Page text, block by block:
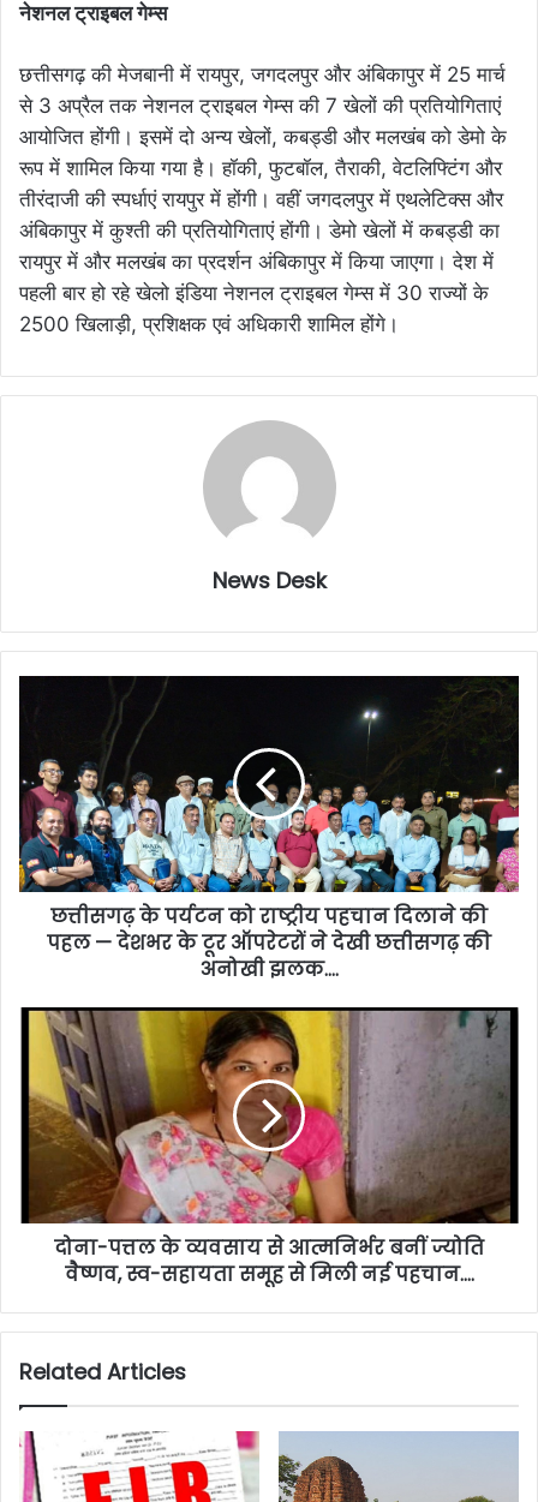
नेशनल ट्राइबल गेम्स
छत्तीसगढ़ की मेजबानी में रायपुर, जगदलपुर और अंबिकापुर में 25 मार्च
से 3 अप्रैल तक नेशनल ट्राइबल गेम्स की 7 खेलों की प्रतियोगिताएं
आयोजित होंगी। इसमें दो अन्य खेलों, कबड्डी और मलखंब को डेमो के
रूप में शामिल किया गया है। हॉकी, फुटबॉल, तैराकी, वेटलिफ्टिंग और
तीरंदाजी की स्पर्धाएं रायपुर में होंगी। वहीं जगदलपुर में एथलेटिक्स और
अंबिकापुर में कुश्ती की प्रतियोगिताएं होंगी। डेमो खेलों में कबड्डी का
रायपुर में और मलखंब का प्रदर्शन अंबिकापुर में किया जाएगा। देश में
पहली बार हो रहे खेलो इंडिया नेशनल ट्राइबल गेम्स में 30 राज्यों के
2500 खिलाड़ी, प्रशिक्षक एवं अधिकारी शामिल होंगे।
News Desk
छत्तीसगढ़ के पर्यटन को राष्ट्रीय पहचान दिलाने की
पहल — देशभर के टूर ऑपरेटरों ने देखी छत्तीसगढ़ की
अनोखी झलक….
दोना-पत्तल के व्यवसाय से आत्मनिर्भर बनीं ज्योति
वैष्णव, स्व-सहायता समूह से मिली नई पहचान….
Related Articles